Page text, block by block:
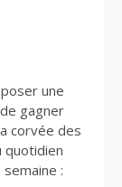
une
gagner
corvée des
quotidien
: